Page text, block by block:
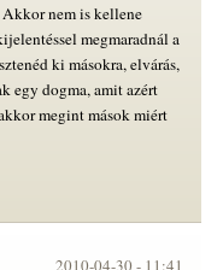
nem is kellene
megmaradnál a
ki másokra, elvárás,
egy dogma, amit azért
megint mások miért
2010-04-30 - 11:41